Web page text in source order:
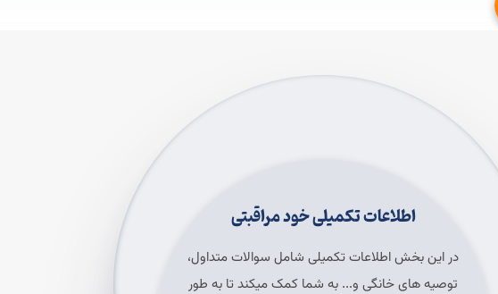
اطلاعات تکمیلی خود مراقبتی
در این بخش اطلاعات تکمیلی شامل سوالات متداول،
توصیه های خانگی و... به شما کمک میکند تا به طور